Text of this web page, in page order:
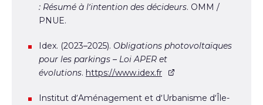
: Résumé à l’intention des décideurs. OMM /
PNUE.
Idex. (2023–2025). Obligations photovoltaïques
pour les parkings – Loi APER et
évolutions. https://www.idex.fr
Institut d’Aménagement et d’Urbanisme d’Île-